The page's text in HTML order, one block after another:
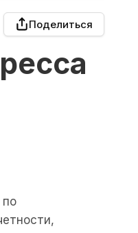
Поделиться
по